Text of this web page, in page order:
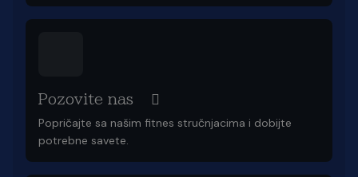
Pozovite nas
Popričajte sa našim fitnes stručnjacima i dobijte
potrebne savete.